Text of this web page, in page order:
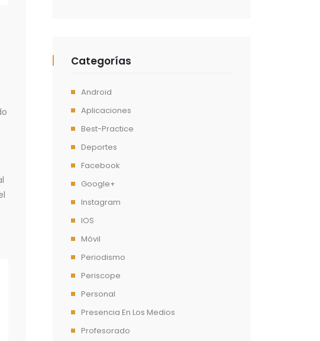
Categorías
Android
Aplicaciones
Best-Practice
Deportes
Facebook
Google+
Instagram
IOS
Móvil
Periodismo
Periscope
Personal
Presencia En Los Medios
Profesorado